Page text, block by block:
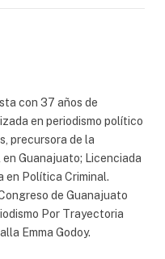
con 37 años de
en periodismo político
precursora de la
Guanajuato; Licenciada
en Política Criminal.
de Guanajuato
Por Trayectoria
Emma Godoy.